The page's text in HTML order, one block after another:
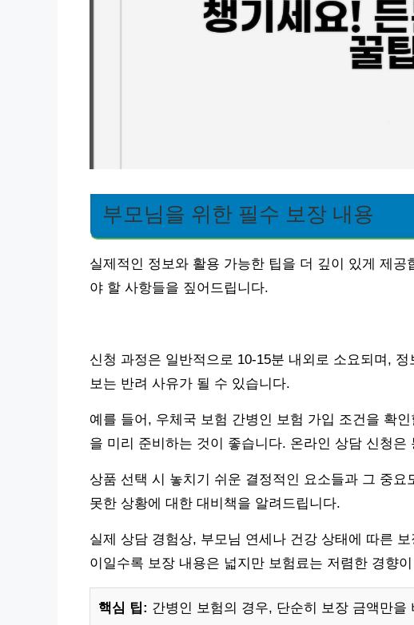
부모님을 위한 필수 보장 내용
실제적인 정보와 활용 가능한 팁을 더 깊이 있게 제
야 할 사항들을 짚어드립니다.
신청 과정은 일반적으로 10-15분 내외로 소요되며,
보는 반려 사유가 될 수 있습니다.
예를 들어, 우체국 보험 간병인 보험 가입 조건을 확
을 미리 준비하는 것이 좋습니다. 온라인 상담 신청은
상품 선택 시 놓치기 쉬운 결정적인 요소들과 그 중
못한 상황에 대한 대비책을 알려드립니다.
실제 상담 경험상, 부모님 연세나 건강 상태에 따른
이일수록 보장 내용은 넓지만 보험료는 저렴한 경향
핵심 팁: 간병인 보험의 경우, 단순히 보장 금액만을